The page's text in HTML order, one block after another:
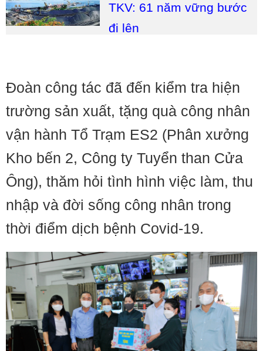
TKV: 61 năm vững bước
đi lên
Đoàn công tác đã đến kiểm tra hiện
trường sản xuất, tặng quà công nhân
vận hành Tổ Trạm ES2 (Phân xưởng
Kho bến 2, Công ty Tuyển than Cửa
Ông), thăm hỏi tình hình việc làm, thu
nhập và đời sống công nhân trong
thời điểm dịch bệnh Covid-19.